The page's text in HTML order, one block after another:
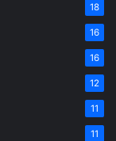
18
16
16
12
11
11